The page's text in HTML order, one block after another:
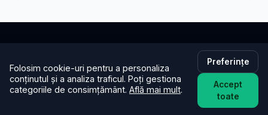
Buchete cu emoție, aranjamente cu suflet. Comandă
online flori cu livrare în aceeași zi în toată țara.
Folosim cookie-uri pentru a personaliza
conținutul și a analiza traficul. Poți gestiona
categoriile de consimțământ. Află mai mult.
Preferințe
Accept
toate